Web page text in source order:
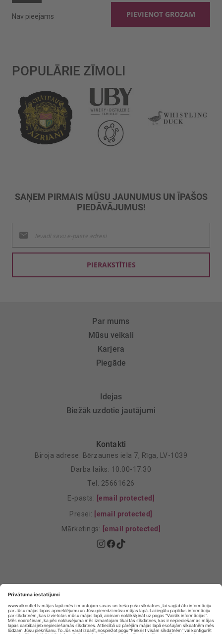
Nav pieejams PIEVIENOT GROZAM
POPULĀRIE ZĪMOLI
SAŅEM PIRMAIS MŪSU JAUNUMUS UN ĪPAŠOS
PIEDĀVĀJUMUS!
jaunumu
saņemšanai:
PIERAKSTĪTIES
Par mums
Mūsu veikali
Karjera
Piegāde
Idejas
Biežāk uzdotie jautājumi
Kontakti
Biroja adrese: Bērzaunes iela 7, Rīga, LV-1039
Darba laiks: 10.00-17.30
Tel: 25661626
E-pasts: [email protected]
Presei: [email protected]
Mārketings: [email protected]
Privātuma Iestatījumi
E-veikala lietošanas noteikumi